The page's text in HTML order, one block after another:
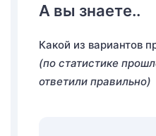
А вы знаете..
Какой из вариантов
(по статистике
ответили правильно)